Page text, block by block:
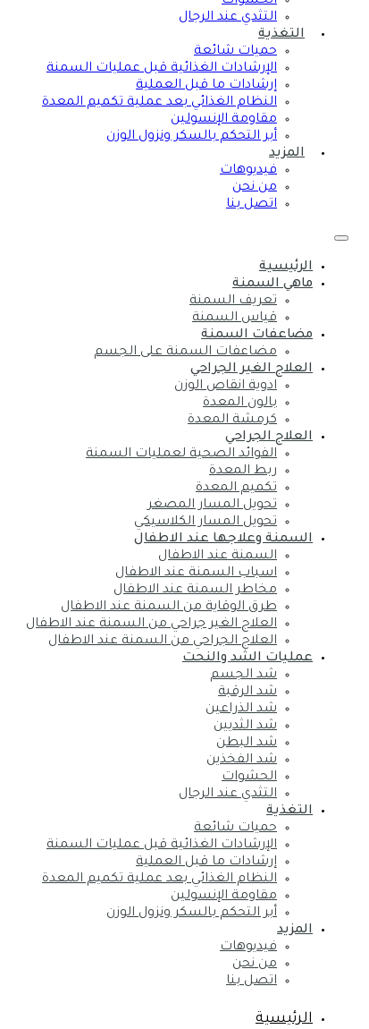
التثدي عند الرجال
التغذية
حميات شائعة
الإرشادات الغذائية قبل عمليات السمنة
إرشادات ما قبل العملية
النظام الغذائي بعد عملية تكميم المعدة
مقاومة الإنسولين
أبر التحكم بالسكر ونزول الوزن
المزيد
فيديوهات
من نحن
اتصل بنا
الرئيسية
ماهي السمنة
تعريف السمنة
قياس السمنة
مضاعفات السمنة
مضاعفات السمنة على الجسم
العلاج الغير الجراحي
ادوية انقاص الوزن
بالون المعدة
كرمشة المعدة
العلاج الجراحي
الفوائد الصحية لعمليات السمنة
ربط المعدة
تكميم المعدة
تحويل المسار المصغر
تحويل المسار الكلاسيكي
السمنة وعلاجها عند الاطفال
السمنة عند الاطفال
اسباب السمنة عند الاطفال
مخاطر السمنة عند الاطفال
طرق الوقاية من السمنة عند الاطفال
العلاج الغير جراحي من السمنة عند الاطفال
العلاج الجراحي من السمنة عند الاطفال
عمليات الشد والنحت
شد الجسم
شد الرقبة
شد الذراعين
شد الثديين
شد البطن
شد الفخذين
الحشوات
التثدي عند الرجال
التغذية
حميات شائعة
الإرشادات الغذائية قبل عمليات السمنة
إرشادات ما قبل العملية
النظام الغذائي بعد عملية تكميم المعدة
مقاومة الإنسولين
أبر التحكم بالسكر ونزول الوزن
المزيد
فيديوهات
من نحن
اتصل بنا
الرئيسية